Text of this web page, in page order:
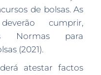
de bolsas. As
cumprir,
Normas para
(2021).
atestar factos